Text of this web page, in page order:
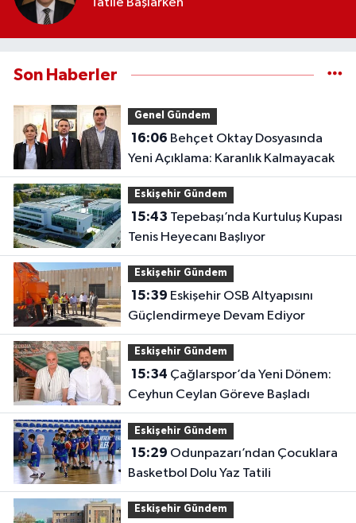
Tatile Başlarken
Son Haberler
Genel Gündem
16:06
Yeni Açıklama: Karanlık Kalmayacak
Eskişehir Gündem
15:43
Tenis Heyecanı Başlıyor
Eskişehir Gündem
15:39
Güçlendirmeye Devam Ediyor
Eskişehir Gündem
15:34
Ceyhun Ceylan Göreve Başladı
Eskişehir Gündem
15:29
Basketbol Dolu Yaz Tatili
Eskişehir Gündem